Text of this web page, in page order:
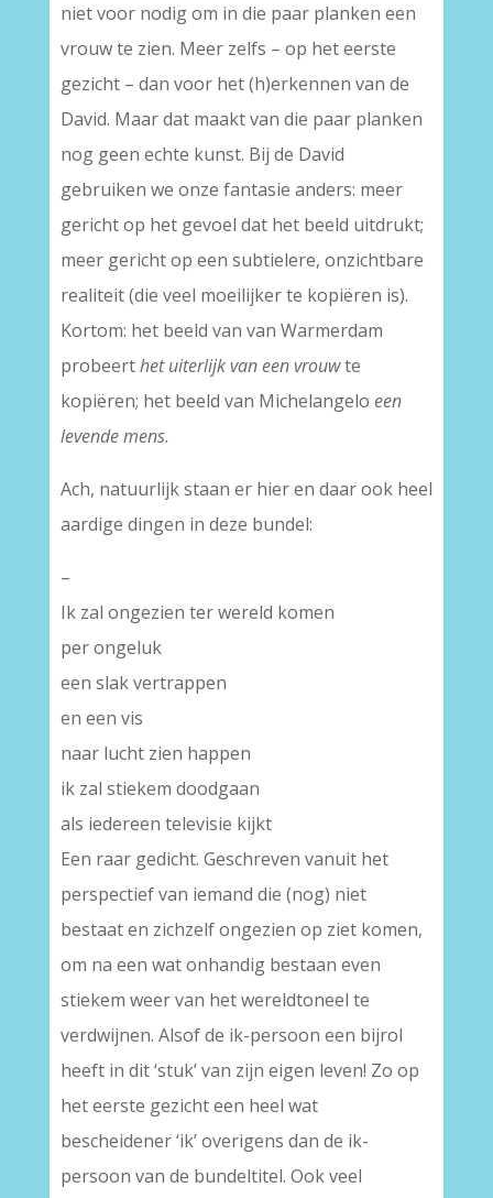
niet voor nodig om in die paar planken een
vrouw te zien. Meer zelfs – op het eerste
gezicht – dan voor het (h)erkennen van de
David. Maar dat maakt van die paar planken
nog geen echte kunst. Bij de David
gebruiken we onze fantasie anders: meer
gericht op het gevoel dat het beeld uitdrukt;
meer gericht op een subtielere, onzichtbare
realiteit (die veel moeilijker te kopiëren is).
Kortom: het beeld van van Warmerdam
probeerthet uiterlijk van een vrouwte
kopiëren; het beeld van Michelangelo een
levende mens.
Ach, natuurlijk staan er hier en daar ook heel
aardige dingen in deze bundel:
–
Ik zal ongezien ter wereld komen
per ongeluk
een slak vertrappen
en een vis
naar lucht zien happen
ik zal stiekem doodgaan
als iedereen televisie kijkt
Een raar gedicht. Geschreven vanuit het
perspectief van iemand die (nog) niet
bestaat en zichzelf ongezien op ziet komen,
om na een wat onhandig bestaan even
stiekem weer van het wereldtoneel te
verdwijnen. Alsof de ik-persoon een bijrol
heeft in dit ‘stuk’ van zijn eigen leven! Zo op
het eerste gezicht een heel wat
bescheidener ‘ik’ overigens dan de ik-
persoon van de bundeltitel. Ook veel